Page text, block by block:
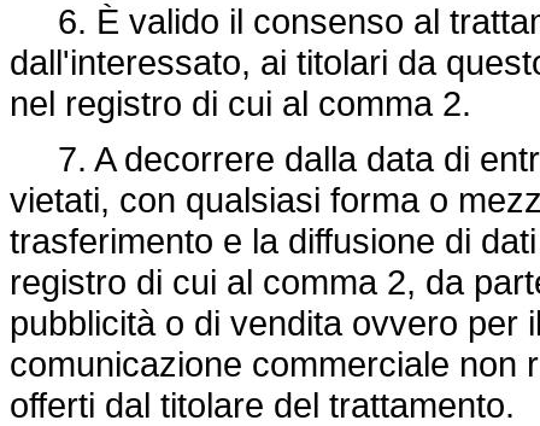
6. È valido il consenso al
dall'interessato, ai titolari da
nel registro di cui al comma 2.
7. A decorrere dalla data di
vietati, con qualsiasi forma o
trasferimento e la diffusione di
registro di cui al comma 2, da
pubblicità o di vendita ovvero per
comunicazione commerciale non
offerti dal titolare del trattamento.